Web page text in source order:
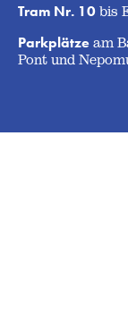
Tram Nr. 10 bis
Parkplätze am
Pont und